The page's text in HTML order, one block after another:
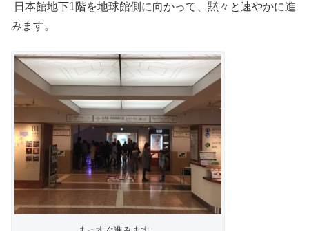
日本館地下1階を地球館側に向かって、黙々と速やかに進
みます。